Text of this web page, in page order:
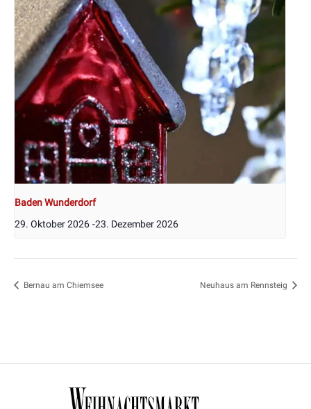
Baden Wunderdorf
29. Oktober 2026 -23. Dezember 2026
Bernau am Chiemsee Neuhaus am Rennsteig